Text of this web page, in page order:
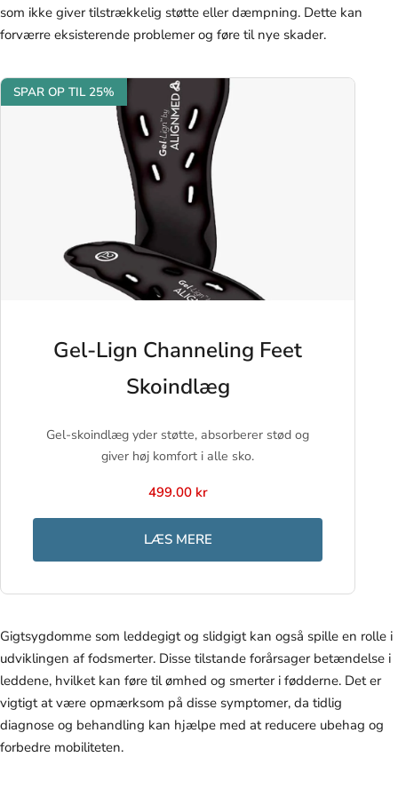
som ikke giver tilstrækkelig støtte eller dæmpning. Dette kan
forværre eksisterende problemer og føre til nye skader.
SPAR OP TIL 25%
Gel-Lign Channeling Feet
Skoindlæg
Gel-skoindlæg yder støtte, absorberer stød og
giver høj komfort i alle sko.
499.00 kr
LÆS MERE
Gigtsygdomme som leddegigt og slidgigt kan også spille en rolle i
udviklingen af fodsmerter. Disse tilstande forårsager betændelse i
leddene, hvilket kan føre til ømhed og smerter i fødderne. Det er
vigtigt at være opmærksom på disse symptomer, da tidlig
diagnose og behandling kan hjælpe med at reducere ubehag og
forbedre mobiliteten.